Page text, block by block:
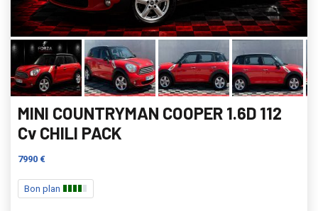
MINI COUNTRYMAN COOPER 1.6D 112
Cv CHILI PACK
7990 €
Bon plan